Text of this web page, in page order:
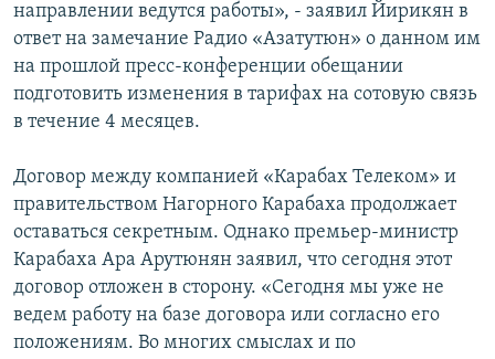
направлении ведутся работы», - заявил Йирикян в
ответ на замечание Радио «Азатутюн» о данном им
на прошлой пресс-конференции обещании
подготовить изменения в тарифах на сотовую связь
в течение 4 месяцев.
Договор между компанией «Карабах Телеком» и
правительством Нагорного Карабаха продолжает
оставаться секретным. Однако премьер-министр
Карабаха Ара Арутюнян заявил, что сегодня этот
договор отложен в сторону. «Сегодня мы уже не
ведем работу на базе договора или согласно его
положениям. Во многих смыслах и по